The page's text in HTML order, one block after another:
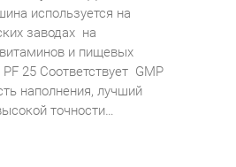
используется на
заводах на
и пищевых
25 Соответствует GMP
наполнения, лучший
точности…